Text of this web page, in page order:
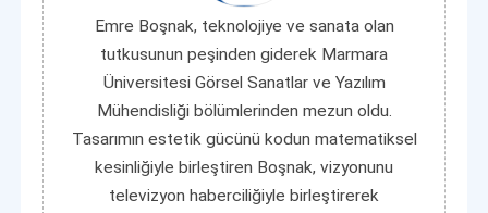
Emre Boşnak, teknolojiye ve sanata olan
tutkusunun peşinden giderek Marmara
Üniversitesi Görsel Sanatlar ve Yazılım
Mühendisliği bölümlerinden mezun oldu.
Tasarımın estetik gücünü kodun matematiksel
kesinliğiyle birleştiren Boşnak, vizyonunu
televizyon haberciliğiyle birleştirerek